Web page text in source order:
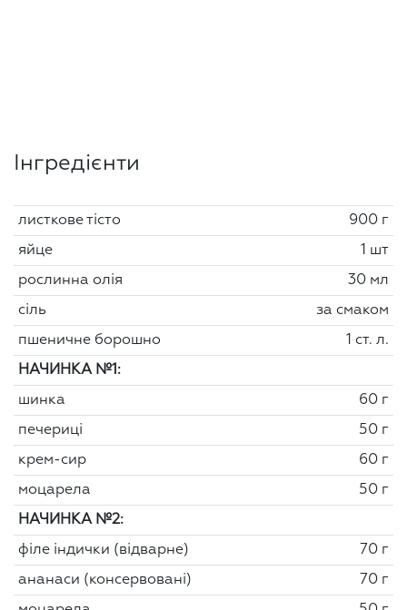
Інгредієнти
листкове тісто 900 г
яйце 1 шт
рослинна олія 30 мл
сіль за смаком
пшеничне борошно 1 ст. л.
НАЧИНКА №1:
шинка 60 г
печериці 50 г
крем-сир 60 г
моцарела 50 г
НАЧИНКА №2:
філе індички (відварне) 70 г
ананаси (консервовані) 70 г